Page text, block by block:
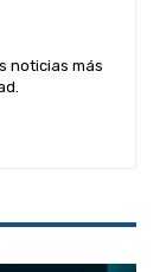
noticias más